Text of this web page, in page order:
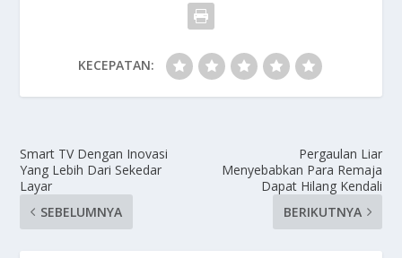
KECEPATAN:
Smart TV Dengan Inovasi
Yang Lebih Dari Sekedar
Layar
SEBELUMNYA
Pergaulan Liar
Menyebabkan Para Remaja
Dapat Hilang Kendali
BERIKUTNYA